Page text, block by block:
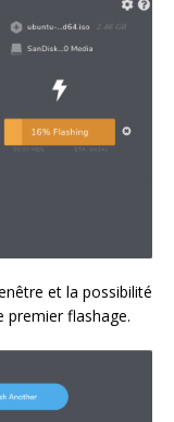
et la possibilité
premier flashage.